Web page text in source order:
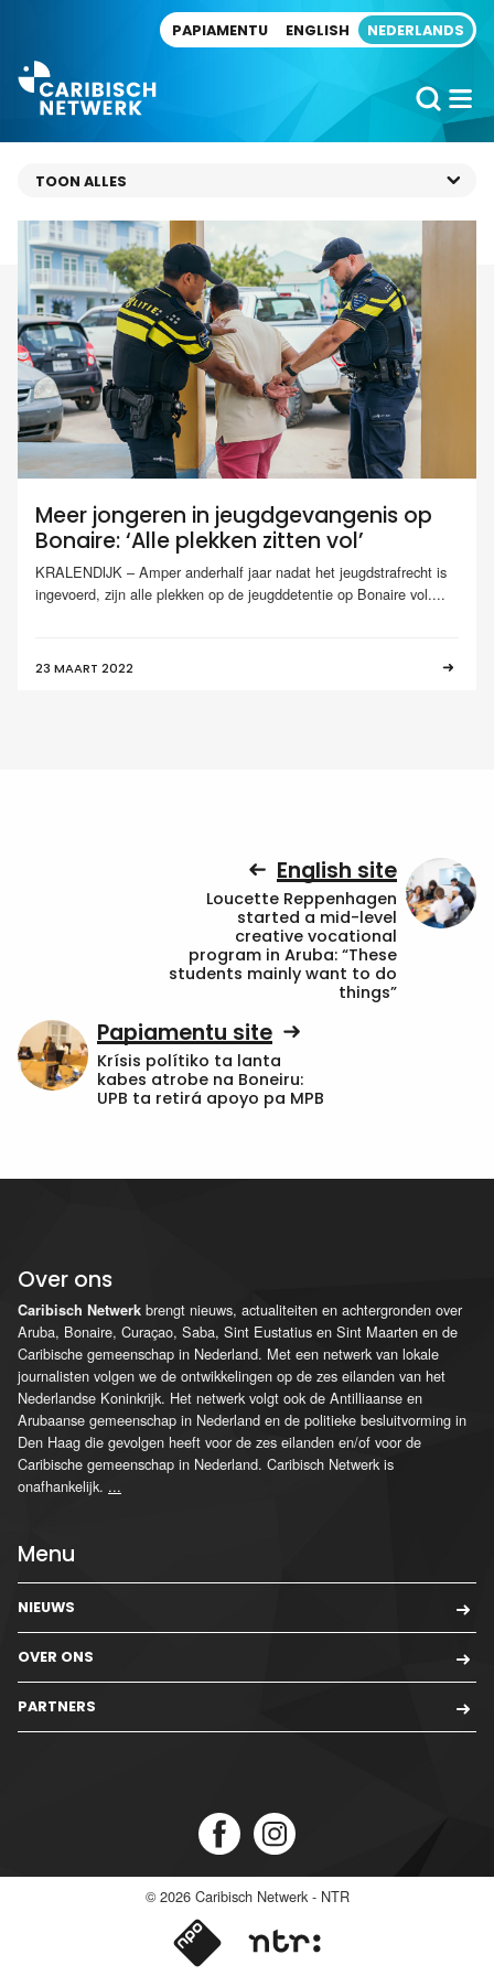
PAPIAMENTU ENGLISH NEDERLANDS
Meer jongeren in jeugdgevangenis op
Bonaire: ‘Alle plekken zitten vol’
KRALENDIJK – Amper anderhalf jaar nadat het jeugdstrafrecht is
ingevoerd, zijn alle plekken op de jeugddetentie op Bonaire vol....
23 MAART 2022
English site
Loucette Reppenhagen
started a mid-level
creative vocational
program in Aruba: “These
students mainly want to do
things”
Papiamentu site
Krísis polítiko ta lanta
kabes atrobe na Boneiru:
UPB ta retirá apoyo pa MPB
Over ons
Caribisch Netwerk brengt nieuws, actualiteiten en achtergronden over
Aruba, Bonaire, Curaçao, Saba, Sint Eustatius en Sint Maarten en de
Caribische gemeenschap in Nederland. Met een netwerk van lokale
journalisten volgen we de ontwikkelingen op de zes eilanden van het
Nederlandse Koninkrijk. Het netwerk volgt ook de Antilliaanse en
Arubaanse gemeenschap in Nederland en de politieke besluitvorming in
Den Haag die gevolgen heeft voor de zes eilanden en/of voor de
Caribische gemeenschap in Nederland. Caribisch Netwerk is
onafhankelijk. ...
Menu
NIEUWS
OVER ONS
PARTNERS
© 2026 Caribisch Netwerk - NTR